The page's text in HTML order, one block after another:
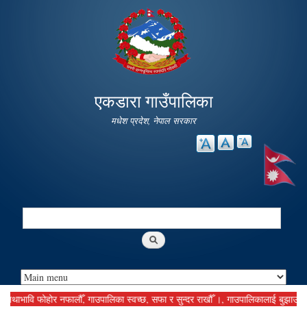
main
content
एकडारा गाउँपालिका
मधेश प्रदेश, नेपाल सरकार
Search
फोहोर नफालौँ, गाउपालिका स्वच्छ, सफा र सुन्दर राखौँ ।, गाउपालिकालाई बुझाउनु